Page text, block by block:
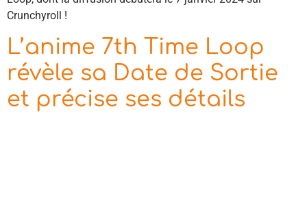
Crunchyroll !
L’anime 7th Time Loop
révèle sa Date de Sortie
et précise ses détails